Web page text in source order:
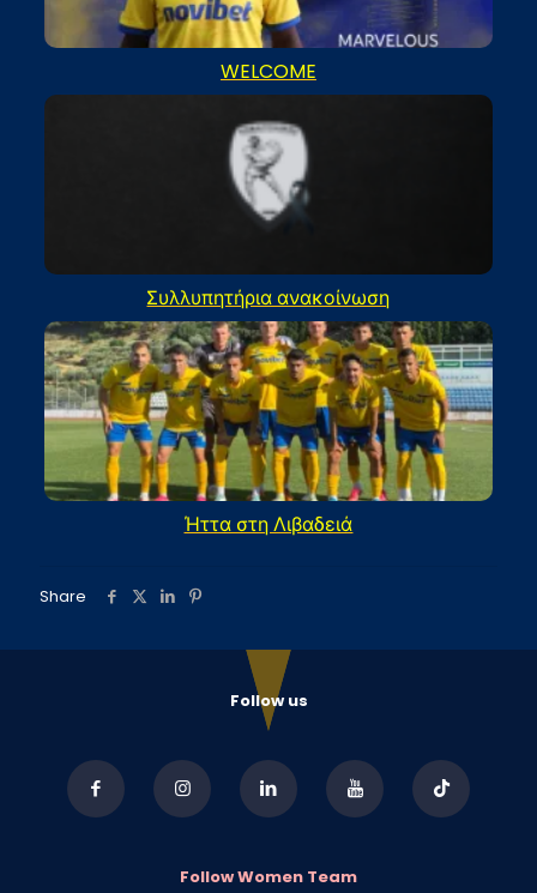
WELCOME
Συλλυπητήρια ανακοίνωση
Ήττα στη Λιβαδειά
Share
Follow us
Follow Women Team